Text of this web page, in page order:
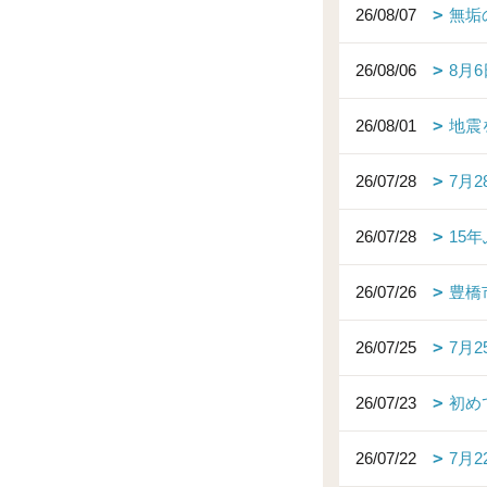
26/08/07 無垢
26/08/06 8月
26/08/01 地震
26/07/28 7月
26/07/28 15
26/07/26 豊
26/07/25 7月
26/07/23 初め
26/07/22 7月